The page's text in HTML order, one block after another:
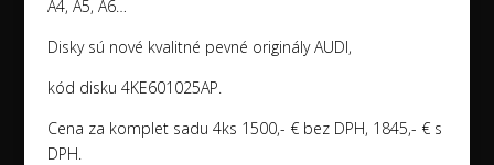
A4, A5, A6…
Disky sú nové kvalitné pevné originály AUDI,
kód disku 4KE601025AP.
Cena za komplet sadu 4ks 1500,- € bez DPH, 1845,- € s
DPH.